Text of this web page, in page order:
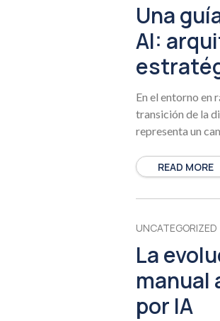
Una
AI:
En el entorno en
transición de la
representa un
READ MORE
UNCATEGORIZED
La
manual
por IA